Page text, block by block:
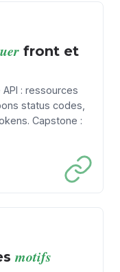
front et
: ressources
status codes,
Capstone :
motifs